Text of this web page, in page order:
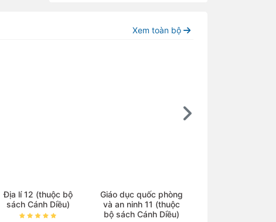
Xem toàn bộ
Địa lí 12 (thuộc bộ
sách Cánh Diều)
Giáo dục quốc phòng
và an ninh 11 (thuộc
bộ sách Cánh Diều)